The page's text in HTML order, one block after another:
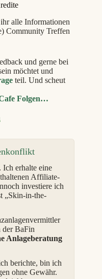
alle Informationen
Community Treffen
und gerne bei
möchtet und
teil. Und scheut
Folgen…
. Ich erhalte eine
Affiliate-
investiere ich
„Skin-in-the-
BaFin
Anlageberatung
berichte, bin ich
ohne Gewähr.